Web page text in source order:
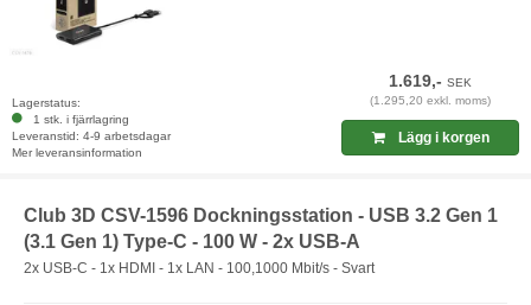
Lagerstatus:
1 stk. i fjärrlagring
Leveranstid: 4-9 arbetsdagar
Mer leveransinformation
1.619,-SEK
(1.295,20 exkl. moms)
Lägg i korgen
Club 3D CSV-1596 Dockningsstation - USB 3.2 Gen 1
(3.1 Gen 1) Type-C - 100 W - 2x USB-A
2x USB-C - 1x HDMI - 1x LAN - 100,1000 Mbit/s - Svart